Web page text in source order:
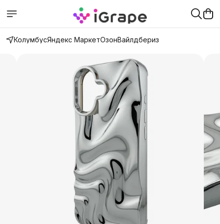
КолумбусЯндекс МаркетОзонВайлдбериз